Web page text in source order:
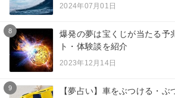
2024年07月01日
8
爆発の夢は宝くじが当たる予
ト・体験談を紹介
2023年12月14日
9
【夢占い】車をぶつける・ぶ